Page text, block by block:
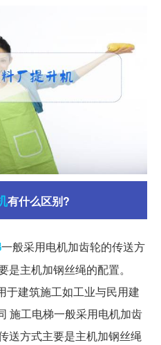
有什么区别?
一般采用电机加齿轮的传送方
主机加钢丝绳的配置。
于建筑施工如工业与民用建
施工电梯一般采用电机加齿
送方式主要是主机加钢丝绳